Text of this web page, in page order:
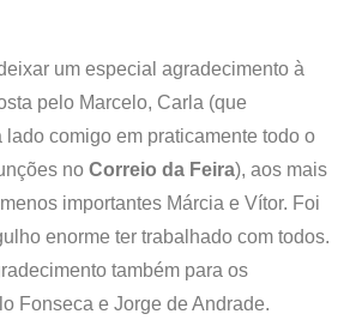
um especial agradecimento à
pelo Marcelo, Carla (que
comigo em praticamente todo o
no Correio da Feira), aos mais
importantes Márcia e Vítor. Foi
enorme ter trabalhado com todos.
também para os
Fonseca e Jorge de Andrade.